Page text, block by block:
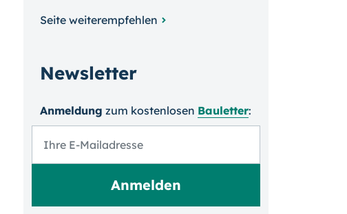
Seite weiterempfehlen
Newsletter
Anmeldung zum kosten­losen Bauletter: